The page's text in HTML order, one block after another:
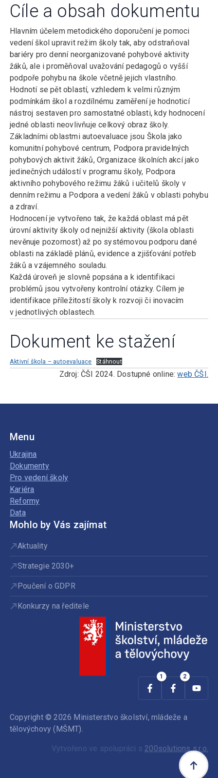
Cíle a obsah dokumentu
Hlavním účelem metodického doporučení je pomoci
vedení škol upravit režim školy tak, aby odstraňoval
bariéry pro denní neorganizované pohybové aktivity
žáků, ale i proměňoval uvažování pedagogů o vyšší
podpoře pohybu na škole včetně jejich vlastního.
Hodnotí se pět oblastí, vzhledem k velmi různým
podmínkám škol a rozdílnému zaměření je hodnoticí
nástroj sestaven pro samostatné oblasti, kdy hodnocení
jedné oblasti neovlivňuje celkový obraz školy.
Základními oblastmi autoevaluace jsou Škola jako
komunitní pohybové centrum, Podpora pravidelných
pohybových aktivit žáků, Organizace školních akcí jako
jedinečných událostí v programu školy, Podpora
aktivního pohybového režimu žáků i učitelů školy v
denním režimu a Podpora a vedení žáků v oblasti pohybu
a zdraví.
Hodnocení je vytvořeno tak, že každá oblast má pět
úrovní aktivity školy od nejnižší aktivity (škola oblasti
nevěnuje pozornost) až po systémovou podporu dané
oblasti na základě plánů, evidence a zjišťování potřeb
žáků a vzájemného souladu.
Každá úroveň je slovně popsána a k identifikaci
problémů jsou vytvořeny kontrolní otázky. Cílem je
identifikace příležitostí školy k rozvoji či inovacím
v jednotlivých oblastech.
Dokument ke stažení
Aktivní škola – autoevaluace Stáhnout
Zdroj: ČŠI 2024. Dostupné online:web ČŠI.
Menu
Ukrajina
Dokumenty
Pro vedení školy
Kariéra
Reformy
Data
Mohlo by Vás zajímat
Aktuality
Strategie 2030+
Poučení o GDPR
Konkurzy na ředitele
Copyright © 2026 Ministerstvo školství, mládeže a
tělovýchovy (MŠMT).
Vytvořeno ve spolupráci s 200solutions s.r.o.